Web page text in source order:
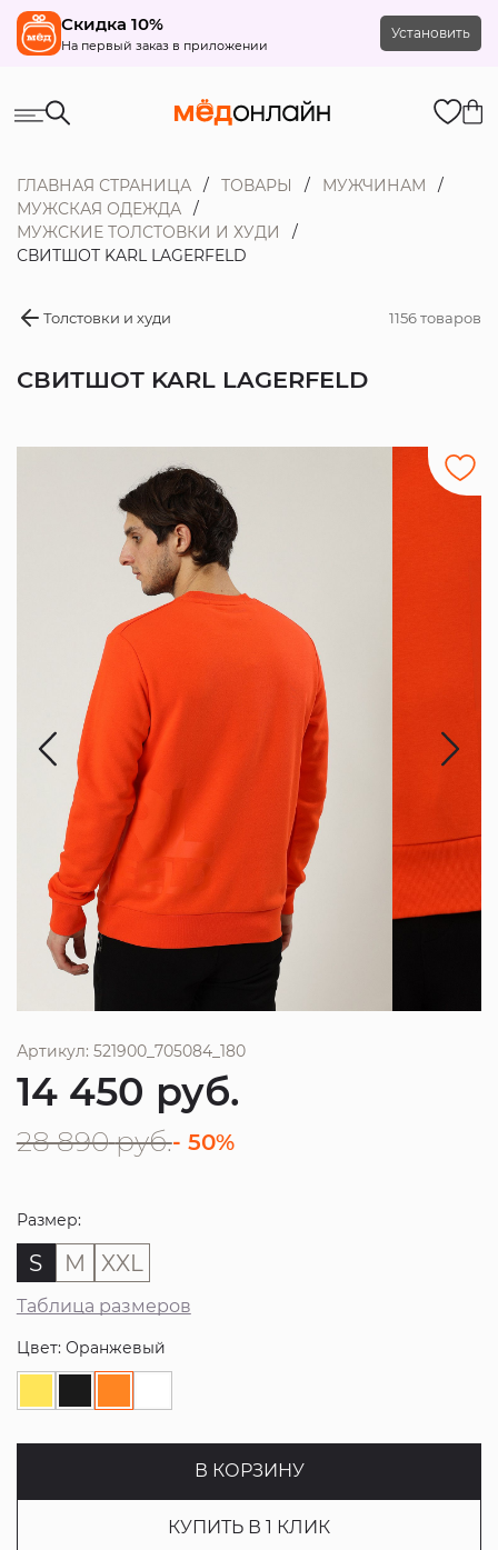
Скидка 10%
На первый заказ в приложении
Установить
ГЛАВНАЯ СТРАНИЦА ТОВАРЫ
МУЖЧИНАМ
МУЖСКАЯ ОДЕЖДА
МУЖСКИЕ ТОЛСТОВКИ И ХУДИ
СВИТШОТ KARL LAGERFELD
Толстовки и худи 1156 товаров
СВИТШОТ KARL LAGERFELD
Артикул: 521900_705084_180
14 450 руб.
28 890 руб.- 50%
Размер:
S M XXL
Таблица размеров
Цвет: Оранжевый
В КОРЗИНУ
КУПИТЬ В 1 КЛИК